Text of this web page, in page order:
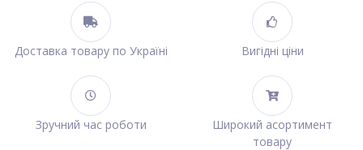
Доставка товару по Україні Вигідні ціни
Зручний час роботи
Широкий асортимент
товару